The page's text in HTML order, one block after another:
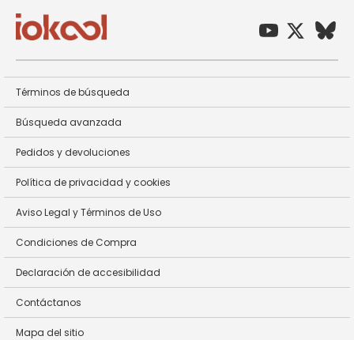
Términos de búsqueda
Búsqueda avanzada
Pedidos y devoluciones
Política de privacidad y cookies
Aviso Legal y Términos de Uso
Condiciones de Compra
Declaración de accesibilidad
Contáctanos
Mapa del sitio